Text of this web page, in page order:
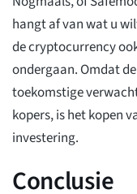
hangt af van wat u
de cryptocurrency
ondergaan. Omdat
toekomstige
kopers, is het kopen
investering.
Conclusie